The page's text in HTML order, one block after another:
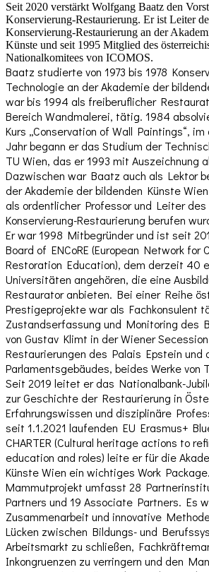
Seit 2020 verstärkt Wolfgang Baatz den
Konservierung-Restaurierung. Er ist Leiter
Konservierung-Restaurierung an der
Künste und seit 1995 Mitglied des
Nationalkomitees von ICOMOS.
Baatz studierte von 1973 bis 1978
Technologie an der Akademie der
war bis 1994 als freiberuflicher
Bereich Wandmalerei, tätig. 1984
Kurs „Conservation of Wall Paintings“,
Jahr begann er das Studium der
TU Wien, das er 1993 mit Auszeichnung
Dazwischen war Baatz auch als Lektor
der Akademie der bildenden Künste
als ordentlicher Professor und Leiter
Konservierung-Restaurierung berufen
Er war 1998 Mitbegründer und ist seit
Board of ENCoRE (European Network for
Restoration Education), dem derzeit 40
Universitäten angehören, die eine
Restaurator anbieten. Bei einer Reihe
Prestigeprojekte war als Fachkonsulent
Zustandserfassung und Monitoring des
von Gustav Klimt in der Wiener
Restaurierungen des Palais Epstein und
Parlamentsgebäudes, beides Werke von
Seit 2019 leitet er das Nationalbank-
zur Geschichte der Restaurierung in
Erfahrungswissen und disziplinäre
seit 1.1.2021 laufenden EU Erasmus+
CHARTER (Cultural heritage actions to
education and roles) leite er für die
Künste Wien ein wichtiges Work
Mammutprojekt umfasst 28
Partners und 19 Associate Partners. Es
Zusammenarbeit und innovative
Lücken zwischen Bildungs- und
Arbeitsmarkt zu schließen,
Inkongruenzen zu verringern und den